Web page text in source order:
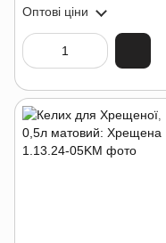
Оптові ціни